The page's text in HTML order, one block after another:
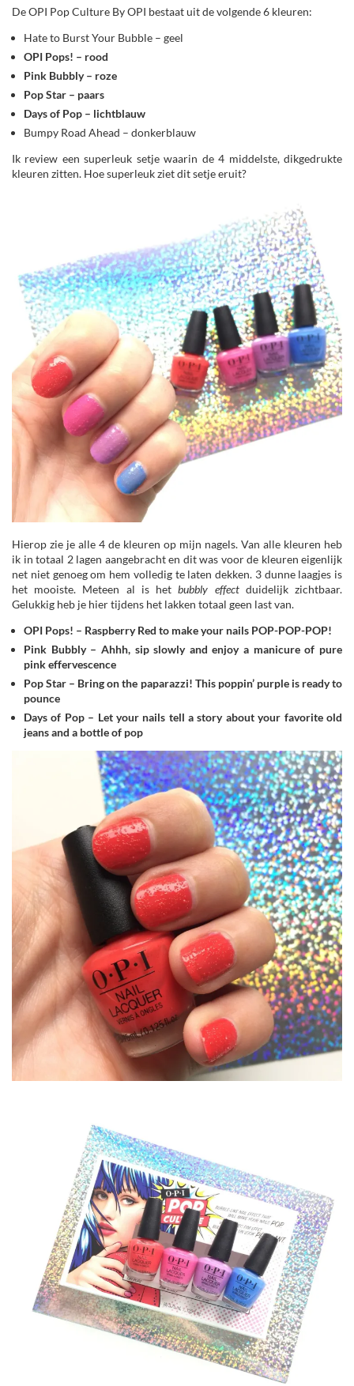
De OPI Pop Culture By OPI bestaat uit de volgende 6 kleuren:
Hate to Burst Your Bubble – geel
OPI Pops! – rood
Pink Bubbly – roze
Pop Star – paars
Days of Pop – lichtblauw
Bumpy Road Ahead – donkerblauw
Ik review een superleuk setje waarin de 4 middelste, dikgedrukte
kleuren zitten. Hoe superleuk ziet dit setje eruit?
Hierop zie je alle 4 de kleuren op mijn nagels. Van alle kleuren heb
ik in totaal 2 lagen aangebracht en dit was voor de kleuren eigenlijk
net niet genoeg om hem volledig te laten dekken. 3 dunne laagjes is
het mooiste. Meteen al is hetbubbly effectduidelijk zichtbaar.
Gelukkig heb je hier tijdens het lakken totaal geen last van.
OPI Pops! – Raspberry Red to make your nails POP-POP-POP!
Pink Bubbly – Ahhh, sip slowly and enjoy a manicure of pure
pink effervescence
Pop Star – Bring on the paparazzi! This poppin’ purple is ready to
pounce
Days of Pop – Let your nails tell a story about your favorite old
jeans and a bottle of pop